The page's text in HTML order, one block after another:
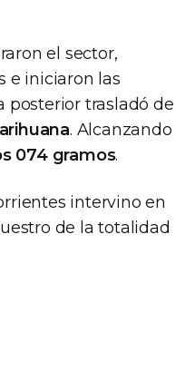
el sector,
e iniciaron las
posterior trasladó de
. Alcanzando
074 gramos.
intervino en
de la totalidad